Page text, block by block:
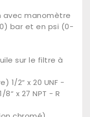
avec manomètre
bar et en psi (0-
sur le filtre à
1/2“ x 20 UNF -
8“ x 27 NPT - R